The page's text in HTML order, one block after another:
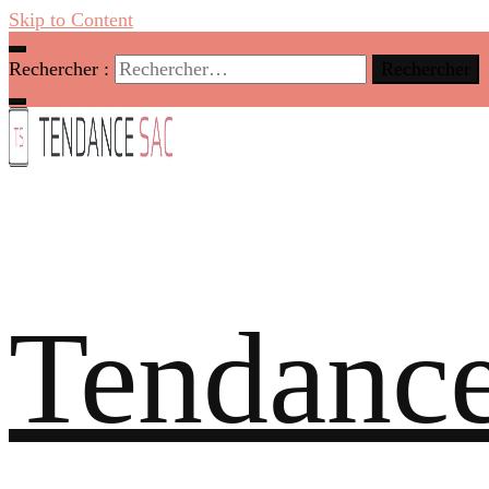
Skip to Content
Rechercher :